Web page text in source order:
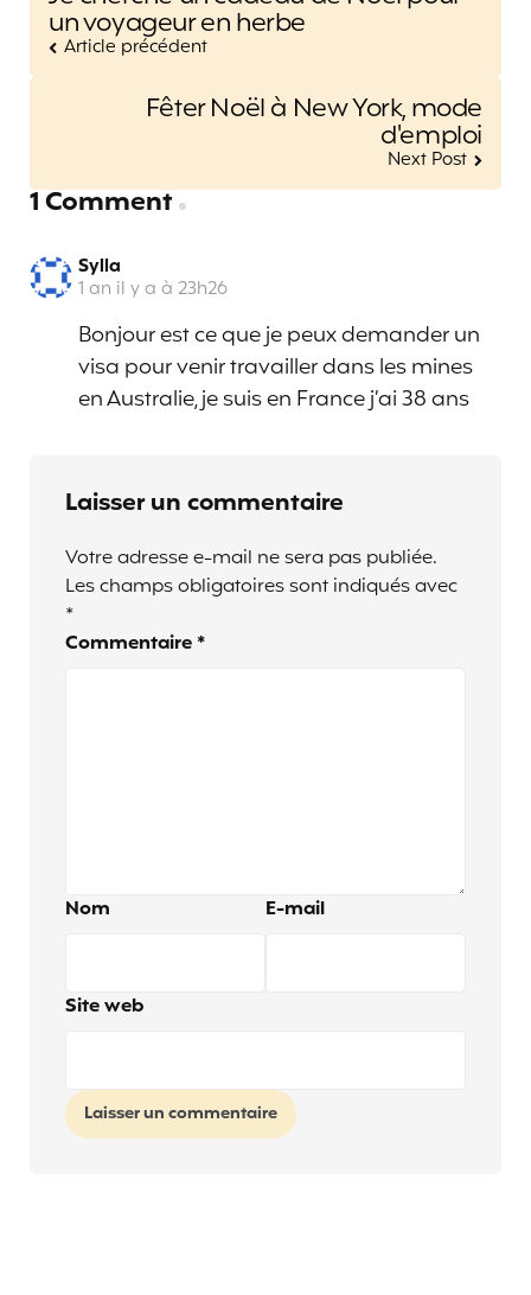
navigation
un voyageur en herbe
Article précédent
Fêter Noël à New York, mode
d'emploi
Next Post
1 Comment
Sylla
1 an il y a à 23h26
Bonjour est ce que je peux demander un
visa pour venir travailler dans les mines
en Australie, je suis en France j’ai 38 ans
Laisser un commentaire
Votre adresse e-mail ne sera pas publiée.
Les champs obligatoires sont indiqués avec
*
Commentaire *
Nom E-mail
Site web